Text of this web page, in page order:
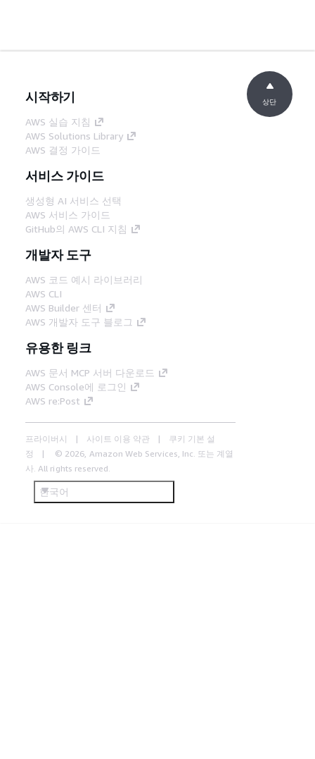
시작하기
AWS 실습 지침
AWS Solutions Library
AWS 결정 가이드
서비스 가이드
생성형 AI 서비스 선택
AWS 서비스 가이드
GitHub의 AWS CLI 지침
개발자 도구
AWS 코드 예시 라이브러리
AWS CLI
AWS Builder 센터
AWS 개발자 도구 블로그
유용한 링크
AWS 문서 MCP 서버 다운로드
AWS Console에 로그인
AWS re:Post
프라이버시 사이트 이용 약관
쿠키 기본 설
정
© 2026, Amazon Web Services, Inc. 또는 계열
사. All rights reserved.
한국어
상단